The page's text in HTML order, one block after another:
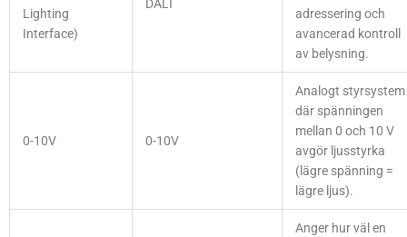
Lighting
Interface)
DALI
adressering och
avancerad kontroll
av belysning.
0-10V 0-10V
Analogt styrsystem
där spänningen
mellan 0 och 10 V
avgör ljusstyrka
(lägre spänning =
lägre ljus).
Anger hur väl en